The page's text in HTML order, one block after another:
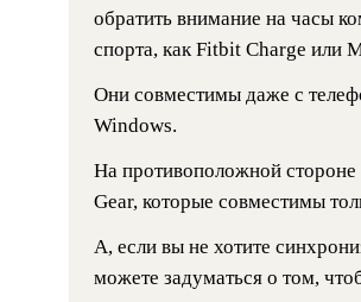
обратить внимание на часы
спорта, как Fitbit Charge или
Они совместимы даже с
Windows.
На противоположной
Gear, которые совместимы
А, если вы не хотите
можете задуматься о том,